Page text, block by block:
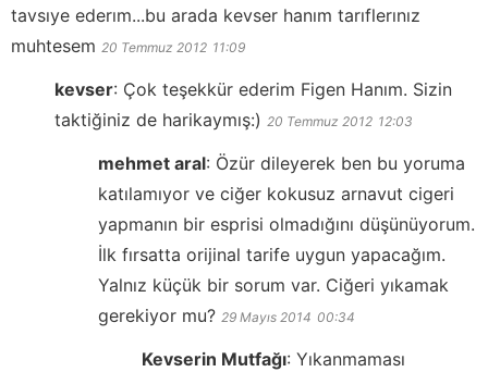
tavsıye ederım...bu arada kevser hanım tarıflerınız
muhtesem 20 Temmuz 2012 11:09
kevser: Çok teşekkür ederim Figen Hanım. Sizin
taktiğiniz de harikaymış:) 20 Temmuz 2012 12:03
mehmet aral: Özür dileyerek ben bu yoruma
katılamıyor ve ciğer kokusuz arnavut cigeri
yapmanın bir esprisi olmadığını düşünüyorum.
İlk fırsatta orijinal tarife uygun yapacağım.
Yalnız küçük bir sorum var. Ciğeri yıkamak
gerekiyor mu? 29 Mayıs 2014 00:34
Kevserin Mutfağı: Yıkanmaması